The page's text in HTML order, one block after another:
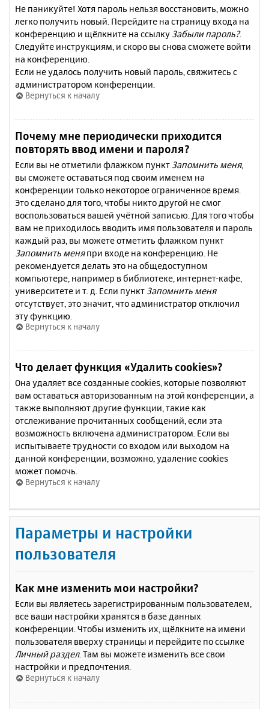
Не паникуйте! Хотя пароль нельзя восстановить, можно
легко получить новый. Перейдите на страницу входа на
конференцию и щёлкните на ссылку Забыли пароль?.
Следуйте инструкциям, и скоро вы снова сможете войти
на конференцию.
Если не удалось получить новый пароль, свяжитесь с
администратором конференции.
Вернуться к началу
Почему мне периодически приходится
повторять ввод имени и пароля?
Если вы не отметили флажком пункт Запомнить меня,
вы сможете оставаться под своим именем на
конференции только некоторое ограниченное время.
Это сделано для того, чтобы никто другой не смог
воспользоваться вашей учётной записью. Для того чтобы
вам не приходилось вводить имя пользователя и пароль
каждый раз, вы можете отметить флажком пункт
Запомнить меняпри входе на конференцию. Не
рекомендуется делать это на общедоступном
компьютере, например в библиотеке, интернет-кафе,
университете и т. д. Если пункт Запомнить меня
отсутствует, это значит, что администратор отключил
эту функцию.
Вернуться к началу
Что делает функция «Удалить cookies»?
Она удаляет все созданные cookies, которые позволяют
вам оставаться авторизованным на этой конференции, а
также выполняют другие функции, такие как
отслеживание прочитанных сообщений, если эта
возможность включена администратором. Если вы
испытываете трудности со входом или выходом на
данной конференции, возможно, удаление cookies
может помочь.
Вернуться к началу
Параметры и настройки
пользователя
Как мне изменить мои настройки?
Если вы являетесь зарегистрированным пользователем,
все ваши настройки хранятся в базе данных
конференции. Чтобы изменить их, щёлкните на имени
пользователя вверху страницы и перейдите по ссылке
Личный раздел. Там вы можете изменить все свои
настройки и предпочтения.
Вернуться к началу